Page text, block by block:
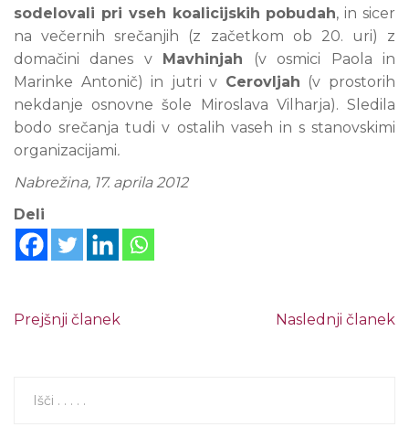
sodelovali pri vseh koalicijskih pobudah, in sicer
na večernih srečanjih (z začetkom ob 20. uri) z
domačini danes v Mavhinjah (v osmici Paola in
Marinke Antonič) in jutri v Cerovljah (v prostorih
nekdanje osnovne šole Miroslava Vilharja). Sledila
bodo srečanja tudi v ostalih vaseh in s stanovskimi
organizacijami.
Nabrežina, 17. aprila 2012
Deli
Prejšnji članek Naslednji članek